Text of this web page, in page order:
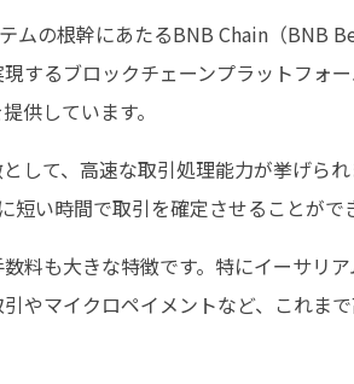
ムの根幹にあたるBNB Chain（BNB
するブロックチェーンプラットフォ
供しています。
して、高速な取引処理能力が挙げら
短い時間で取引を確定させることがで
料も大きな特徴です。特にイーサリ
やマイクロペイメントなど、これま